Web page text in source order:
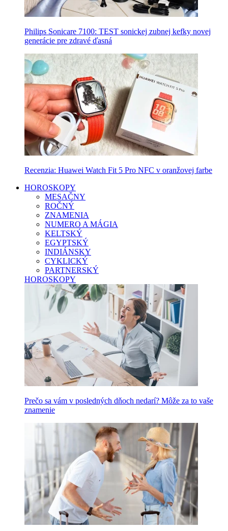
Philips Sonicare 7100: TEST sonickej zubnej kefky novej
generácie pre zdravé ďasná
Recenzia: Huawei Watch Fit 5 Pro NFC v oranžovej farbe
HOROSKOPY
MESAČNY
ROČNÝ
ZNAMENIA
NUMERO A MÁGIA
KELTSKÝ
EGYPTSKÝ
INDIÁNSKY
CYKLICKÝ
PARTNERSKÝ
HOROSKOPY
Prečo sa vám v posledných dňoch nedarí? Môže za to vaše
znamenie